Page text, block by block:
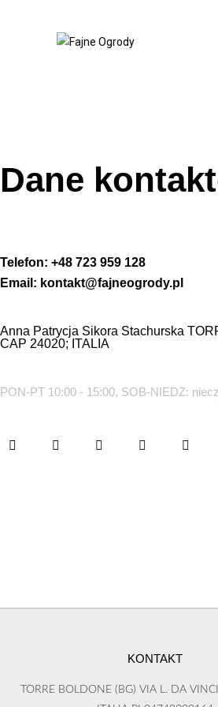
Dane
Telefon: +48 723 959 128
Email: kontakt@fajneogrody.pl
Anna Patrycja Sikora Stachurska
CAP 24020; ITALIA
PON-PT 10:00 - 15:00, SOB-NIEDZ:
KONTAKT
TORRE BOLDONE (BG) VIA L. DA